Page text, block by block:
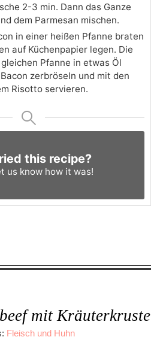
2-3 min. Dann das Ganze
dem Parmesan mischen.
in einer heißen Pfanne braten
auf Küchenpapier legen. Die
Pfanne in etwas Öl
zerbröseln und mit den
Risotto servieren.
this recipe?
us knowhow it was!
mit Kräuterkruste
Fleisch und Huhn